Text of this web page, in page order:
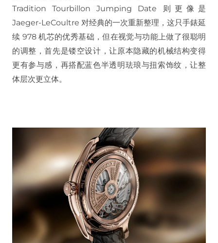
Tradition Tourbillon Jumping Date 则更像是
Jaeger-LeCoultre 对经典的一次重新整理，这只手錶延
续 978 机芯的优秀基础，但在视觉与功能上做了很聪明
的调整，首先是镂空设计，让原本隐藏的机械结构变得
更有参与感，再搭配蓝色半透明珐琅与扭索饰纹，让整
体层次更立体。